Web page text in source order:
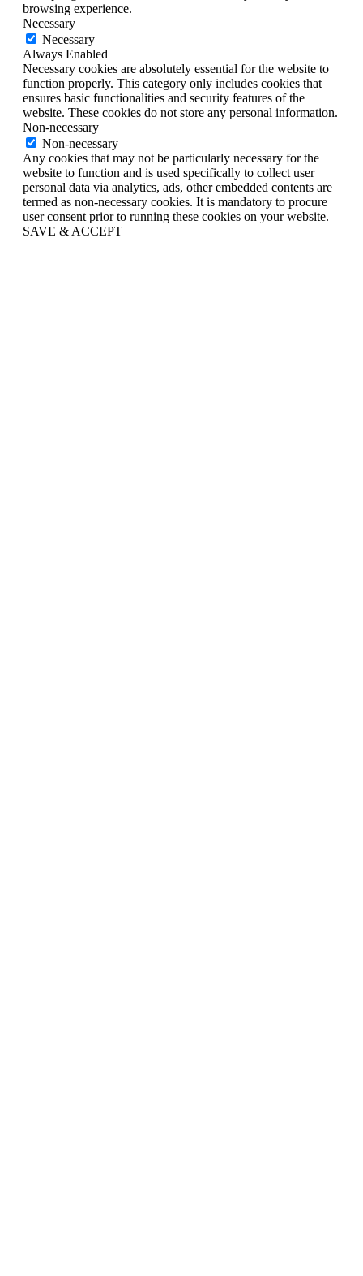
browsing experience.
Necessary
Necessary
Always Enabled
Necessary cookies are absolutely essential for the website to
function properly. This category only includes cookies that
ensures basic functionalities and security features of the
website. These cookies do not store any personal information.
Non-necessary
Non-necessary
Any cookies that may not be particularly necessary for the
website to function and is used specifically to collect user
personal data via analytics, ads, other embedded contents are
termed as non-necessary cookies. It is mandatory to procure
user consent prior to running these cookies on your website.
SAVE & ACCEPT